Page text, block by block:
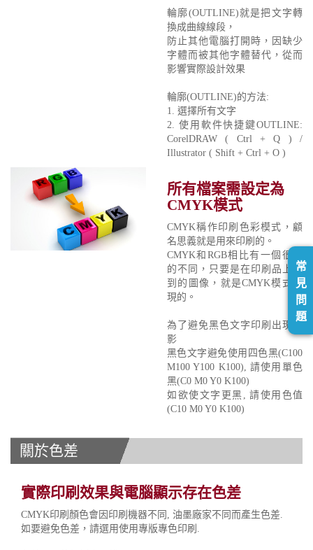
輪廓(OUTLINE)就是把文字轉
換成曲線線段，
防止其他電腦打開時，因缺少
字體而被其他字體替代，從而
影響實際設計效果
輪廓(OUTLINE)的方法:
1. 選擇所有文字
2. 使用軟件快捷鍵OUTLINE:
CorelDRAW ( Ctrl + Q ) /
Illustrator ( Shift + Ctrl + O )
所有檔案需設定為
CMYK模式
CMYK稱作印刷色彩模式，顧
名思義就是用來印刷的。
CMYK和RGB相比有一個很大
的不同，只要是在印刷品上看
到的圖像，就是CMYK模式表
現的。
為了避免黑色文字印刷出現重
影
黑色文字避免使用四色黑(C100
M100 Y100 K100), 請使用單色
黑(C0 M0 Y0 K100)
如欲使文字更黑, 請使用色值
(C10 M0 Y0 K100)
關於色差
實際印刷效果與電腦顯示存在色差
CMYK印刷顏色會因印刷機器不同, 油墨廠家不同而產生色差.
如要避免色差，請選用使用專版專色印刷.
常
見
問
題